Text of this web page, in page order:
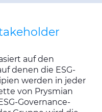
auf den
denen die ESG-
werden in jeder
von Prysmian
Governance-